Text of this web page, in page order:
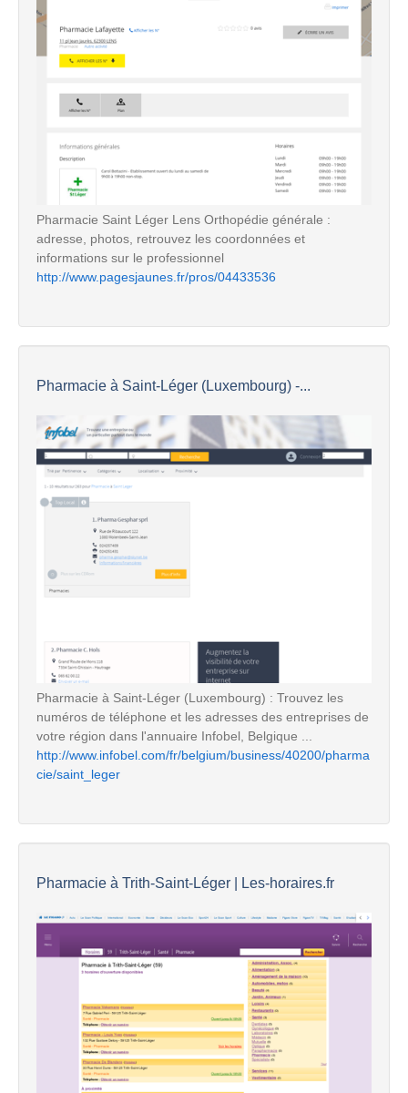
Pharmacie Saint Léger Lens Orthopédie générale :
adresse, photos, retrouvez les coordonnées et
informations sur le professionnel
http://www.pagesjaunes.fr/pros/04433536
Pharmacie à Saint-Léger (Luxembourg) -...
Pharmacie à Saint-Léger (Luxembourg) : Trouvez les
numéros de téléphone et les adresses des entreprises de
votre région dans l'annuaire Infobel, Belgique ...
http://www.infobel.com/fr/belgium/business/40200/pharma
cie/saint_leger
Pharmacie à Trith-Saint-Léger | Les-horaires.fr